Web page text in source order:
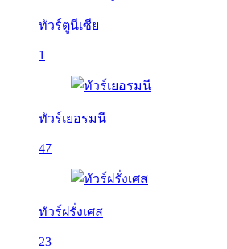
ทัวร์ตูนีเซีย
1
ทัวร์เยอรมนี
47
ทัวร์ฝรั่งเศส
23